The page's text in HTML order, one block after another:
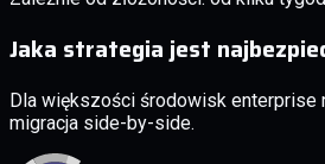
Jaka strategia jest
Dla większości środowisk enterprise
migracja side-by-side.